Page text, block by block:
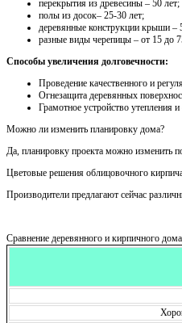
перекрытия из древесины – 50 лет;
полы из досок– 25-30 лет;
деревянные конструкции крыши –
разные виды черепицы – от 15 до
Способы увеличения долговечности:
Проведение качественного и
Огнезащита деревянных
Грамотное устройство утепления
Можно ли изменить планировку дома?
Да, планировку проекта можно изменить
Цветовые решения облицовочного
Производители предлагают сейчас
Сравнение деревянного и кирпичного дома